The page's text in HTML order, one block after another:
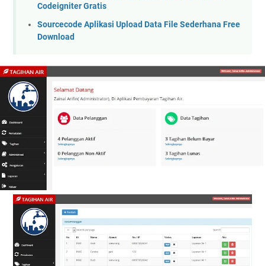
Codeigniter Gratis
Sourcecode Aplikasi Upload Data File Sederhana Free
Download